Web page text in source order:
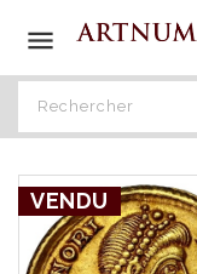

VENDU